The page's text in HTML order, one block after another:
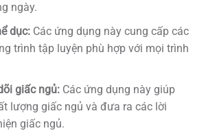
ngày.
dục:Các ứng dụng này cung cấp các
trình tập luyện phù hợp với mọi trình
giấc ngủ:Các ứng dụng này giúp
lượng giấc ngủ và đưa ra các lời
giấc ngủ.